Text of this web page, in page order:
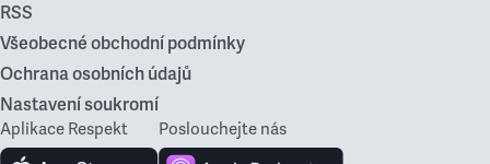
RSS
Všeobecné obchodní podmínky
Ochrana osobních údajů
Nastavení soukromí
Aplikace Respekt Poslouchejte nás